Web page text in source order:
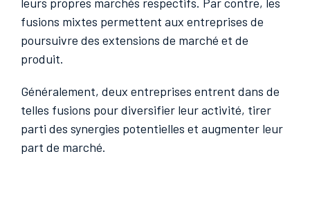
fusions mixtes permettent aux entreprises de
poursuivre des extensions de marché et de
produit.
Généralement, deux entreprises entrent dans de
telles fusions pour diversifier leur activité, tirer
parti des synergies potentielles et augmenter leur
part de marché.